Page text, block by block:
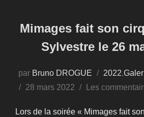
Mimages fait son
Sylvestre le 26
par Bruno DROGUE 2022,
Publié
28 mars 2022 Les
Lors de la soirée « Mimages fait